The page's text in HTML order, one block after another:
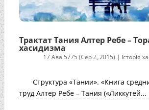
Трактат Тания Алтер Ребе –
хасидизма
17 Ава 5775 (Сер 2, 2015) | Історія
Структура «Тании». «Книга
труд Алтер Ребе – Тания («Ликкутей...